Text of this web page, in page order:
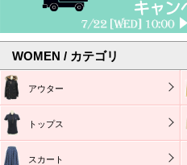
WOMEN / カテゴリ
アウター
トップス
スカート